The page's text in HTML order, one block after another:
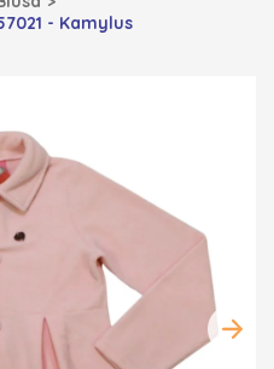
- Kamylus